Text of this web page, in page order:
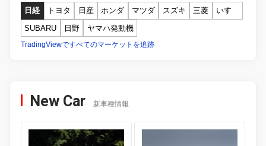
日経 トヨタ 日産 ホンダ マツダ スズキ 三菱
いすゞ
SUBARU
日野 ヤマハ発動機
TradingViewですべてのマーケットを追跡
New Car 新車種情報